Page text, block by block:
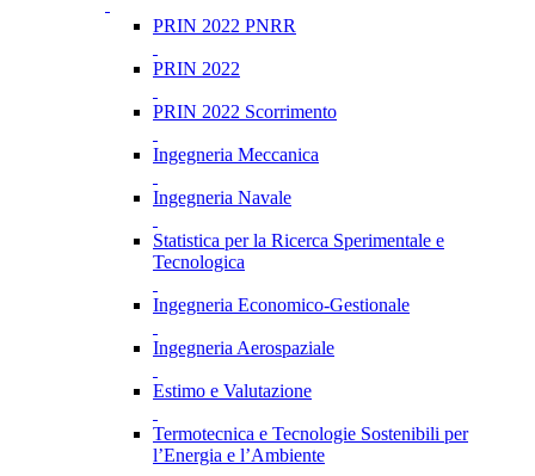
PRIN 2022 PNRR
PRIN 2022
PRIN 2022 Scorrimento
Ingegneria Meccanica
Ingegneria Navale
Statistica per la Ricerca Sperimentale e
Tecnologica
Ingegneria Economico-Gestionale
Ingegneria Aerospaziale
Estimo e Valutazione
Termotecnica e Tecnologie Sostenibili per
l’Energia e l’Ambiente